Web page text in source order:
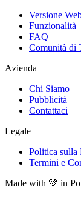
Versione
Funzionalità
FAQ
Comunità di
Azienda
Chi Siamo
Pubblicità
Contattaci
Legale
Politica sulla
Termini e
Made with 💚 in